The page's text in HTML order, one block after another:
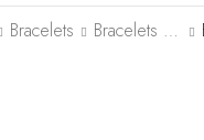
Bracelets Bracelets Tennis